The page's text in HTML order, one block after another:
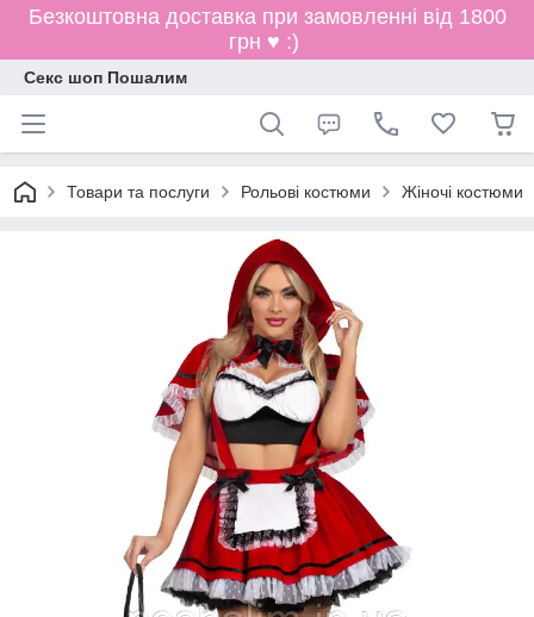
Безкоштовна доставка при замовленні від 1800
грн ♥ :)
Секс шоп Пошалим
Товари та послуги Рольові костюми Жіночі костюми